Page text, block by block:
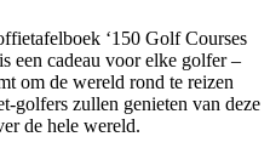
‘150 Golf Courses
een cadeau voor elke golfer –
om de wereld rond te reizen
golfers zullen genieten van deze
de hele wereld.